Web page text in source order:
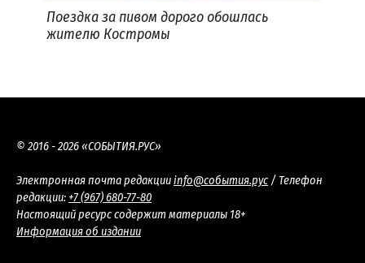
Поездка за пивом дорого обошлась
жителю Костромы
© 2016 - 2026 «СОБЫТИЯ.РУС»
Электронная почта редакцииinfo@события.рус / Телефон
редакции: +7 (967) 680-77-80
Настоящий ресурс содержит материалы 18+
Информация об издании